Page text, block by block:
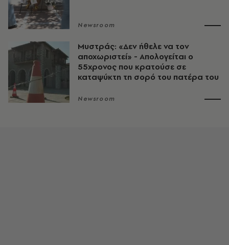
Newsroom
Μυστράς: «Δεν ήθελε να τον
αποχωριστεί» - Απολογείται ο
55χρονος που κρατούσε σε
καταψύκτη τη σορό του πατέρα του
Newsroom